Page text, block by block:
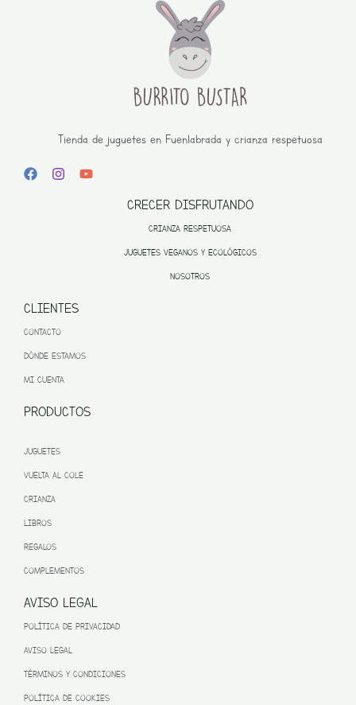
Tienda de juguetes en Fuenlabrada y crianza respetuosa
CRECER DISFRUTANDO
CRIANZA RESPETUOSA
JUGUETES VEGANOS Y ECOLÓGICOS
NOSOTROS
CLIENTES
CONTACTO
DÓNDE ESTAMOS
MI CUENTA
PRODUCTOS
JUGUETES
VUELTA AL COLE
CRIANZA
LIBROS
REGALOS
COMPLEMENTOS
AVISO LEGAL
POLÍTICA DE PRIVACIDAD
AVISO LEGAL
TÉRMINOS Y CONDICIONES
POLÍTICA DE COOKIES